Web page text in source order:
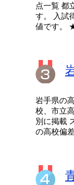
点一覧 都
す。 入試
値です。
岩手県の
校、市立
別に掲載
の高校偏